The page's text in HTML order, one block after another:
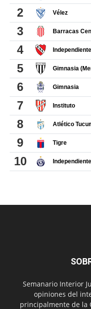
Semanario Interior
opiniones del
principalmente de la